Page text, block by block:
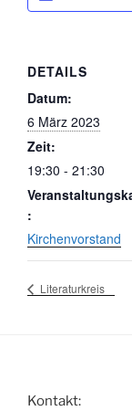
DETAILS
Datum:
6 März 2023
Zeit:
19:30 - 21:30
:
Kirchenvorstand
Literaturkreis
Kontakt: